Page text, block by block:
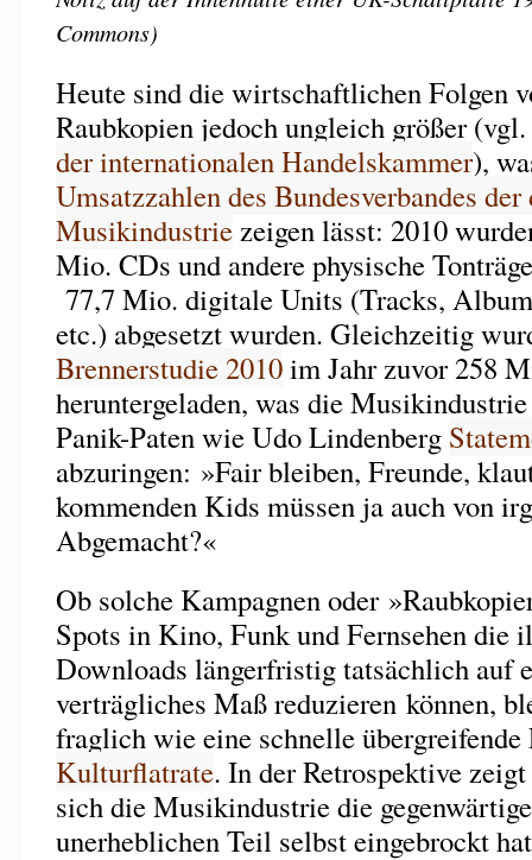
Commons)
Heute sind die wirtschaftlichen Folgen
Raubkopien jedoch ungleich größer
der internationalen Handelskammer),
Umsatzzahlen des Bundesverbandes der
Musikindustriezeigen lässt: 2010
Mio. CDs und andere physische
77,7 Mio. digitale Units (Tracks,
etc.) abgesetzt wurden. Gleichzeitig
Brennerstudie 2010im Jahr zuvor 258
heruntergeladen, was die
Panik-Paten wie Udo Lindenberg
abzuringen: »Fair bleiben, Freunde,
kommenden Kids müssen ja auch von
Abgemacht?«
Ob solche Kampagnen oder
Spots in Kino, Funk und Fernsehen die
Downloads längerfristig tatsächlich auf
verträgliches Maß reduzieren können,
fraglich wie eine schnelle
Kulturflatrate. In der Retrospektive
sich die Musikindustrie die
unerheblichen Teil selbst eingebrockt